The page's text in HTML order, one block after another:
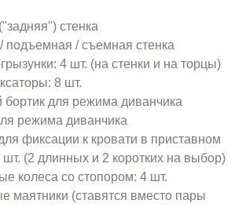
стенка
подъемная / съемная стенка
4 шт. (на стенки и на торцы)
8 шт.
для режима диванчика
режима диванчика
фиксации к кровати в приставном
(2 длинных и 2 коротких на выбор)
колеса со стопором: 4 шт.
маятники (ставятся вместо пары